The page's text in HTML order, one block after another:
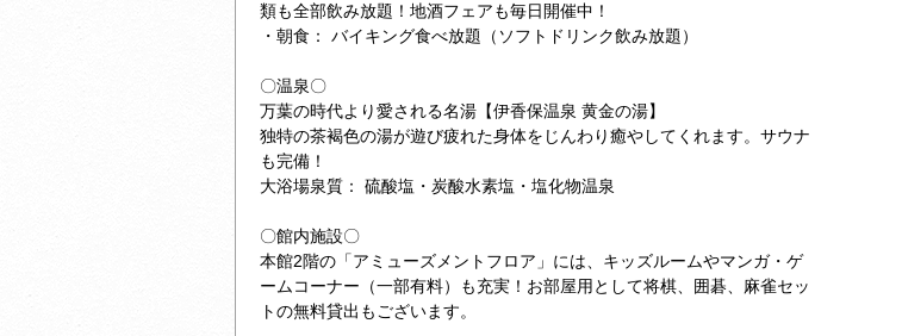
類も全部飲み放題！地酒フェアも毎日開催中！
・朝食： バイキング食べ放題（ソフトドリンク飲み放題）
〇温泉〇
万葉の時代より愛される名湯【伊香保温泉 黄金の湯】
独特の茶褐色の湯が遊び疲れた身体をじんわり癒やしてくれます。サウナ
も完備！
大浴場泉質： 硫酸塩・炭酸水素塩・塩化物温泉
〇館内施設〇
本館2階の「アミューズメントフロア」には、キッズルームやマンガ・ゲ
ームコーナー（一部有料）も充実！お部屋用として将棋、囲碁、麻雀セッ
トの無料貸出もございます。